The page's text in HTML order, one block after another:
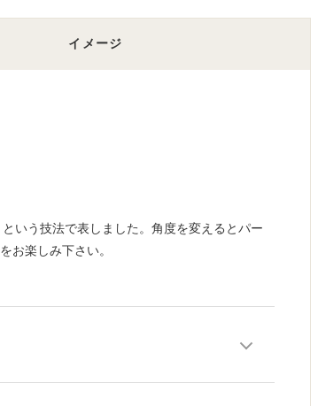
イメージ
いう技法で表しました。角度を変えるとパー
お楽しみ下さい。